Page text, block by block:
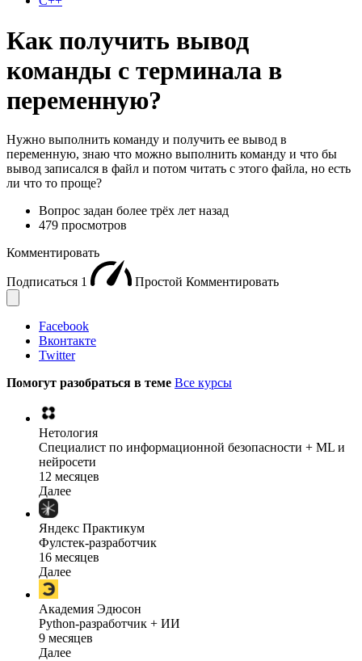
Как получить вывод
команды с терминала в
переменную?
Нужно выполнить команду и получить ее вывод в
переменную, знаю что можно выполнить команду и что бы
вывод записался в файл и потом читать с этого файла, но есть
ли что то проще?
Вопрос задан более трёх лет назад
479 просмотров
Комментировать
Подписаться 1 Простой Комментировать
Facebook
Вконтакте
Twitter
Помогут разобраться в теме Все курсы
Нетология
Специалист по информационной безопасности + ML и
нейросети
12 месяцев
Далее
Яндекс Практикум
Фулстек-разработчик
16 месяцев
Далее
Академия Эдюсон
Python-разработчик + ИИ
9 месяцев
Далее